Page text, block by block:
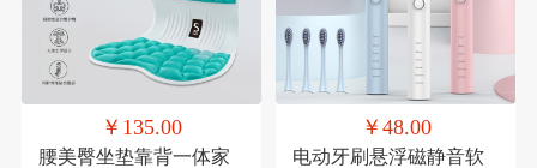
￥135.00
腰美臀坐垫靠背一体家
￥48.00
电动牙刷悬浮磁静音软